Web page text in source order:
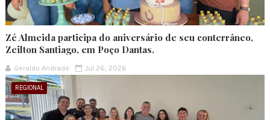
Zé Almeida participa do aniversário de seu conterrâneo,
Zeilton Santiago, em Poço Dantas.
Geraldo Andrade Jul 26, 2026
REGIONAL